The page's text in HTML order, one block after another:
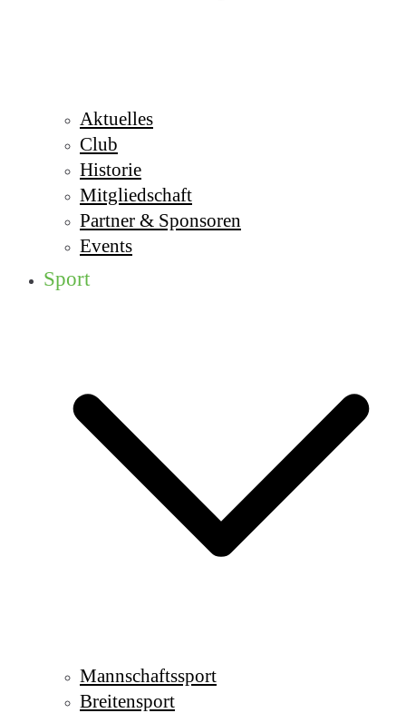
Aktuelles
Club
Historie
Mitgliedschaft
Partner & Sponsoren
Events
Sport
Mannschaftssport
Breitensport